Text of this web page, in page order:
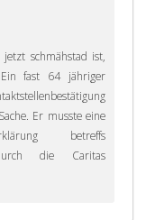
jetzt schmähstad ist,
Ein fast 64 jähriger
Er musste eine
betreffs
durch die Caritas